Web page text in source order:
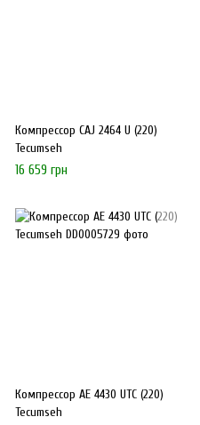
Компрессор CAJ 2464 U (220)
Tecumseh
16 659 грн
Компрессор AE 4430 UTC (220)
Tecumseh